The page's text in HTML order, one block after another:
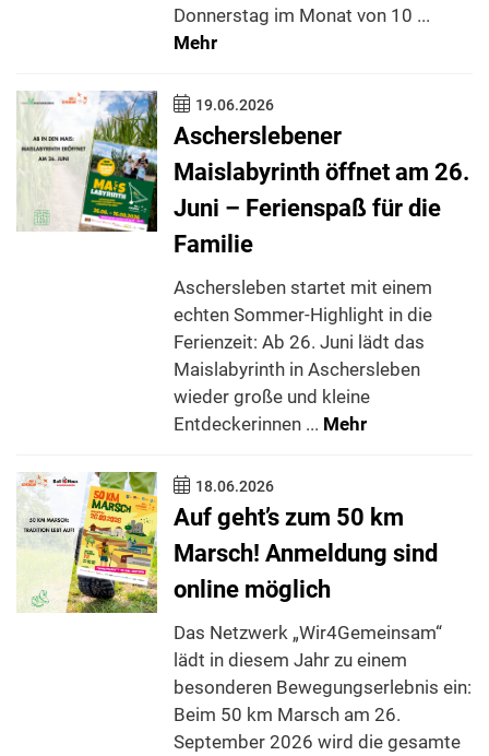
Donnerstag im Monat von 10 ...
Mehr
19.06.2026
Ascherslebener
Maislabyrinth öffnet am 26.
Juni – Ferienspaß für die
Familie
Aschersleben startet mit einem
echten Sommer-Highlight in die
Ferienzeit: Ab 26. Juni lädt das
Maislabyrinth in Aschersleben
wieder große und kleine
Entdeckerinnen ... Mehr
18.06.2026
Auf geht’s zum 50 km
Marsch! Anmeldung sind
online möglich
Das Netzwerk „Wir4Gemeinsam“
lädt in diesem Jahr zu einem
besonderen Bewegungserlebnis ein:
Beim 50 km Marsch am 26.
September 2026 wird die gesamte